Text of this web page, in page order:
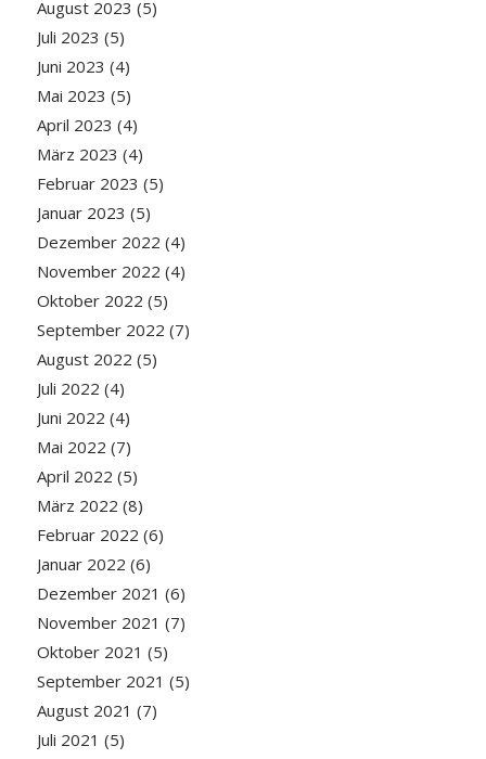
August 2023 (5)
Juli 2023 (5)
Juni 2023 (4)
Mai 2023 (5)
April 2023 (4)
März 2023 (4)
Februar 2023 (5)
Januar 2023 (5)
Dezember 2022 (4)
November 2022 (4)
Oktober 2022 (5)
September 2022 (7)
August 2022 (5)
Juli 2022 (4)
Juni 2022 (4)
Mai 2022 (7)
April 2022 (5)
März 2022 (8)
Februar 2022 (6)
Januar 2022 (6)
Dezember 2021 (6)
November 2021 (7)
Oktober 2021 (5)
September 2021 (5)
August 2021 (7)
Juli 2021 (5)